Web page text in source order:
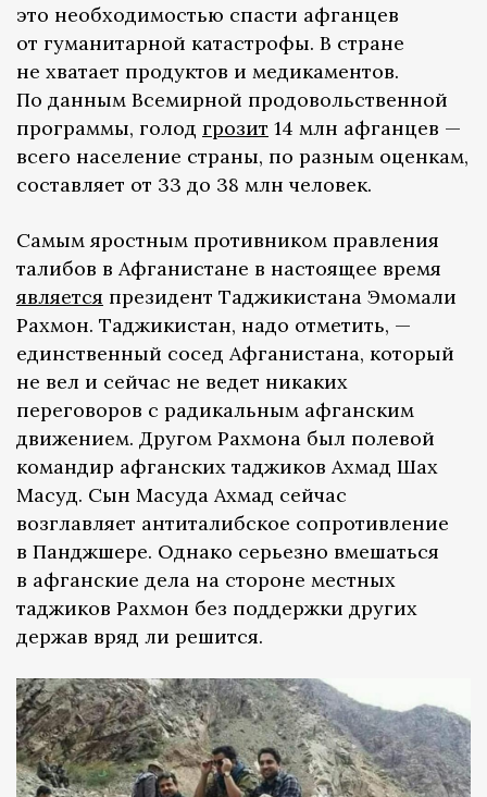
это необходимостью спасти афганцев
от гуманитарной катастрофы. В стране
не хватает продуктов и медикаментов.
По данным Всемирной продовольственной
программы, голод грозит 14 млн афганцев —
всего население страны, по разным оценкам,
составляет от 33 до 38 млн человек.
Самым яростным противником правления
талибов в Афганистане в настоящее время
является президент Таджикистана Эмомали
Рахмон. Таджикистан, надо отметить, —
единственный сосед Афганистана, который
не вел и сейчас не ведет никаких
переговоров с радикальным афганским
движением. Другом Рахмона был полевой
командир афганских таджиков Ахмад Шах
Масуд. Сын Масуда Ахмад сейчас
возглавляет антиталибское сопротивление
в Панджшере. Однако серьезно вмешаться
в афганские дела на стороне местных
таджиков Рахмон без поддержки других
держав вряд ли решится.